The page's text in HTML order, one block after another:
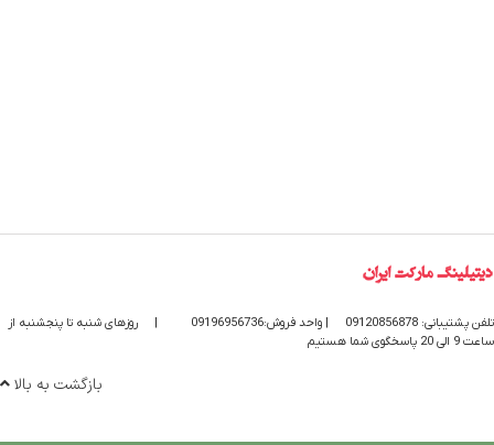
تلفن پشتیبانی: 09120856878 | واحد فروش:09196956736 |
روزهای شنبه تا پنجشنبه از
ساعت 9 الی 20 پاسخگوی شما هستیم
بازگشت به بالا